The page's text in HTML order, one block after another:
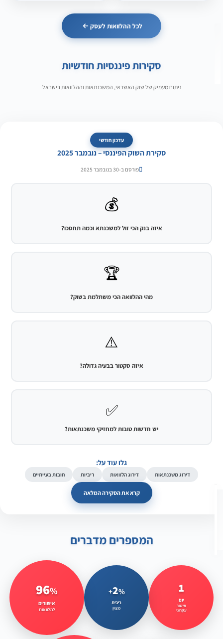
לכל ההלוואות לעסק
סקירות פיננסיות חודשיות
ניתוח מעמיק של שוק האשראי, המשכנתאות וההלוואות בישראל
עדכון חודשי
סקירת השוק הפיננסי – נובמבר 2025
פורסם ב-30 בנובמבר 2025
💰
איזה בנק הכי זול למשכנתא וכמה תחסכו?
🏆
מהי ההלוואה הכי משתלמת בשוק?
⚠️
איזה סקטור בבעיה גדולה?
✅
יש חדשות טובות למחזיקי משכנתאות?
גלו עוד על:
דירוג משכנתאות דירוג הלוואות ריביות חובות בעייתיים
קרא את הסקירה המלאה
המספרים מדברים
1
יום
אישור
עקרוני
עקרוני
2%+
ריבית
מצוין
הריבית הטובה ביותר בשוק
הישראלי
96%
אישורים
להלוואות
רוב הלקוחות מקבלים אישור